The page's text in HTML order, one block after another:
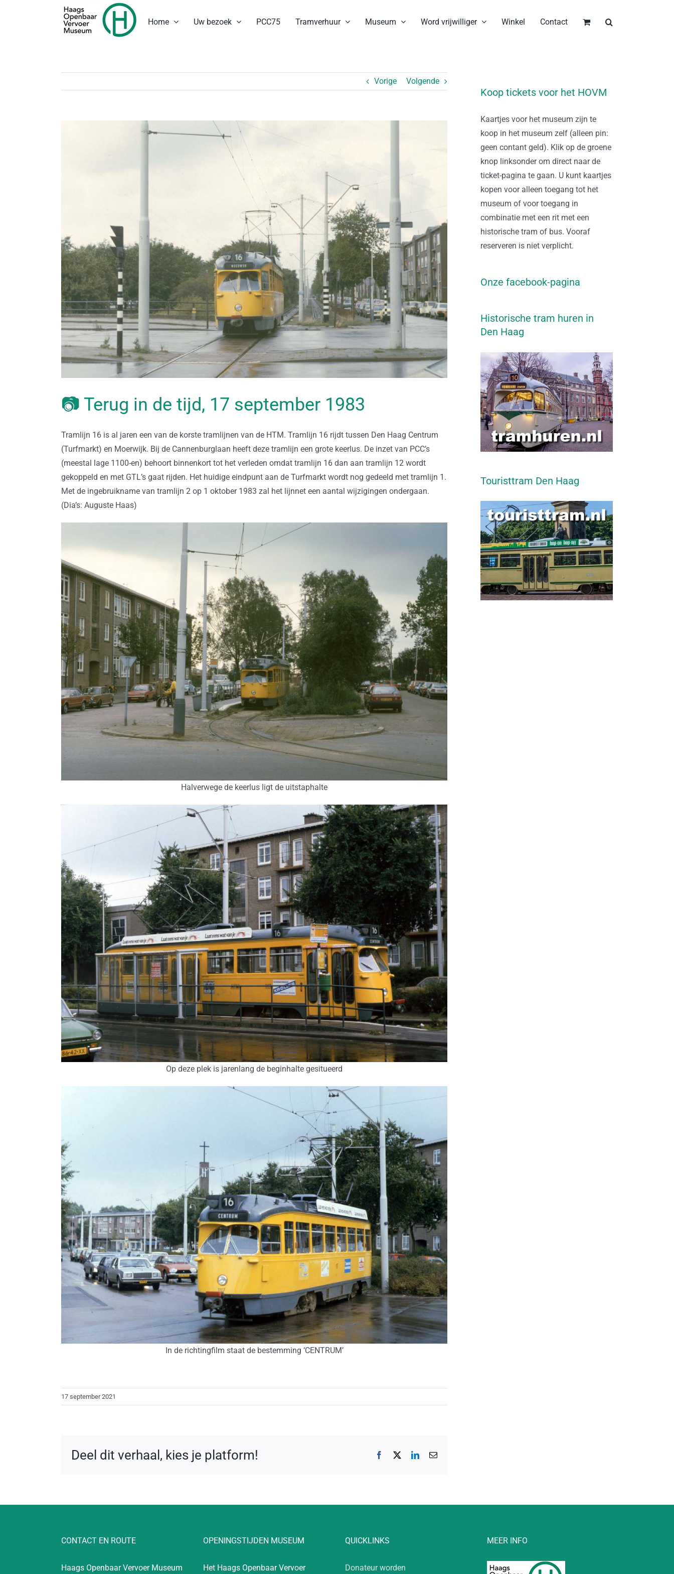
Home Uw bezoek PCC75 Tramverhuur Museum Word vrijwilliger Winkel Contact
Vorige Volgende
📷 Terug in de tijd, 17 september 1983
Tramlijn 16 is al jaren een van de korste tramlijnen van de HTM. Tramlijn 16 rijdt tussen Den Haag Centrum
(Turfmarkt) en Moerwijk. Bij de Cannenburglaan heeft deze tramlijn een grote keerlus. De inzet van PCC’s
(meestal lage 1100-en) behoort binnenkort tot het verleden omdat tramlijn 16 dan aan tramlijn 12 wordt
gekoppeld en met GTL’s gaat rijden. Het huidige eindpunt aan de Turfmarkt wordt nog gedeeld met tramlijn 1.
Met de ingebruikname van tramlijn 2 op 1 oktober 1983 zal het lijnnet een aantal wijzigingen ondergaan.
(Dia’s: Auguste Haas)
Halverwege de keerlus ligt de uitstaphalte
Op deze plek is jarenlang de beginhalte gesitueerd
In de richtingfilm staat de bestemming ‘CENTRUM’
17 september 2021
Deel dit verhaal, kies je platform! Facebook LinkedIn
E-
Koop tickets voor het HOVM
Kaartjes voor het museum zijn te
koop in het museum zelf (alleen pin:
geen contant geld). Klik op de groene
knop linksonder om direct naar de
ticket-pagina te gaan. U kunt kaartjes
kopen voor alleen toegang tot het
museum of voor toegang in
combinatie met een rit met een
historische tram of bus. Vooraf
reserveren is niet verplicht.
Onze facebook-pagina
Historische tram huren in
Den Haag
Touristtram Den Haag
CONTACT EN ROUTE
Haags Openbaar Vervoer Museum
OPENINGSTIJDEN MUSEUM
Het Haags Openbaar Vervoer
QUICKLINKS
Donateur worden
MEER INFO